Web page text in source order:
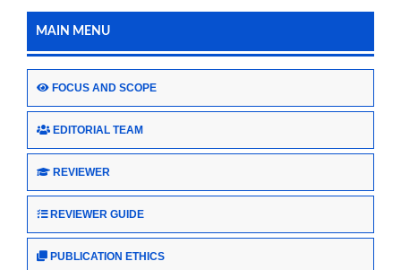
MAIN MENU
FOCUS AND SCOPE
EDITORIAL TEAM
REVIEWER
REVIEWER GUIDE
PUBLICATION ETHICS